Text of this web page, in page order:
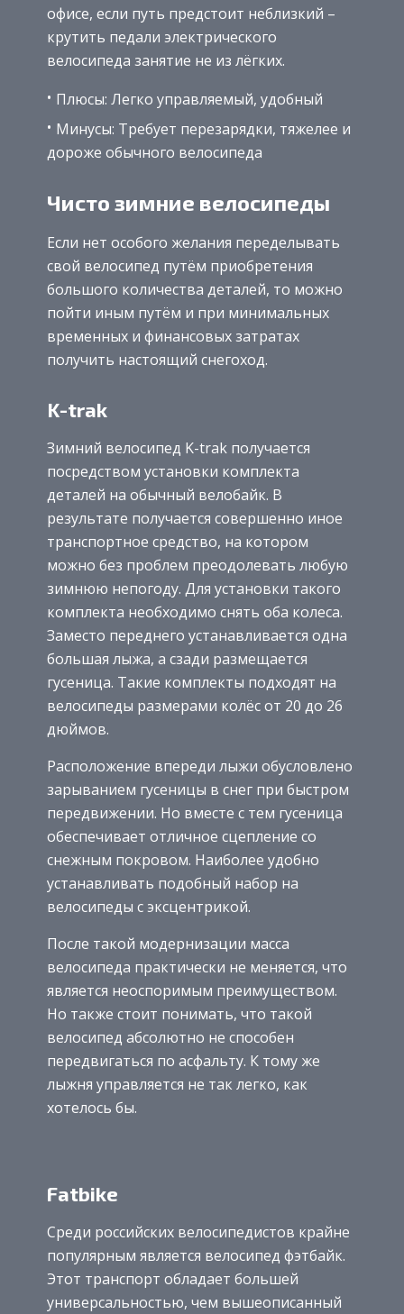
офисе, если путь предстоит неблизкий –
крутить педали электрического
велосипеда занятие не из лёгких.
Плюсы: Легко управляемый, удобный
Минусы: Требует перезарядки, тяжелее и
дороже обычного велосипеда
Чисто зимние велосипеды
Если нет особого желания переделывать
свой велосипед путём приобретения
большого количества деталей, то можно
пойти иным путём и при минимальных
временных и финансовых затратах
получить настоящий снегоход.
K-trak
Зимний велосипед K-trak получается
посредством установки комплекта
деталей на обычный велобайк. В
результате получается совершенно иное
транспортное средство, на котором
можно без проблем преодолевать любую
зимнюю непогоду. Для установки такого
комплекта необходимо снять оба колеса.
Заместо переднего устанавливается одна
большая лыжа, а сзади размещается
гусеница. Такие комплекты подходят на
велосипеды размерами колёс от 20 до 26
дюймов.
Расположение впереди лыжи обусловлено
зарыванием гусеницы в снег при быстром
передвижении. Но вместе с тем гусеница
обеспечивает отличное сцепление со
снежным покровом. Наиболее удобно
устанавливать подобный набор на
велосипеды с эксцентрикой.
После такой модернизации масса
велосипеда практически не меняется, что
является неоспоримым преимуществом.
Но также стоит понимать, что такой
велосипед абсолютно не способен
передвигаться по асфальту. К тому же
лыжня управляется не так легко, как
хотелось бы.
Fatbike
Среди российских велосипедистов крайне
популярным является велосипед фэтбайк.
Этот транспорт обладает большей
универсальностью, чем вышеописанный